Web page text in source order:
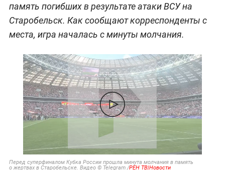
память погибших в результате атаки ВСУ на
Старобельск. Как сообщают корреспонденты с
места, игра началась с минуты молчания.
Перед суперфиналом Кубка России прошла минута молчания в память
о жертвах в Старобельске. Видео © Telegram /РЕН ТВ|Новости